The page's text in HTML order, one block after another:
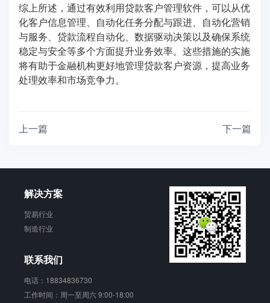
综上所述，通过有效利用贷款客户管理软件，可以从优
化客户信息管理、自动化任务分配与跟进、自动化营销
与服务、贷款流程自动化、数据驱动决策以及确保系统
稳定与安全等多个方面提升业务效率。这些措施的实施
将有助于金融机构更好地管理贷款客户资源，提高业务
处理效率和市场竞争力。
上一篇 下一篇
解决方案
贸易行业
制造行业
联系我们
电话：18834836730
工作时间：周一至周六 9:00-18:00